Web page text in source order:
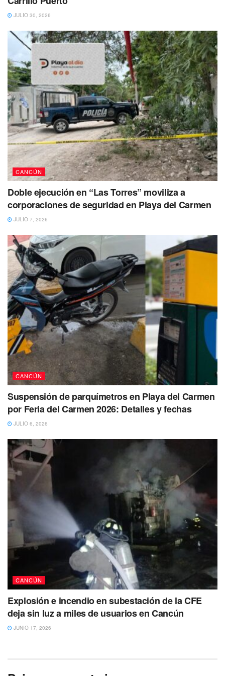
antiguo, solo dejó pérdidas materiales y nada más que
JULIO 30, 2026
CANCÚN
Doble ejecución en “Las Torres” moviliza a
corporaciones de seguridad en Playa del Carmen
JULIO 7, 2026
CANCÚN
Suspensión de parquímetros en Playa del Carmen
por Feria del Carmen 2026: Detalles y fechas
JULIO 6, 2026
CANCÚN
Explosión e incendio en subestación de la CFE
deja sin luz a miles de usuarios en Cancún
JUNIO 17, 2026